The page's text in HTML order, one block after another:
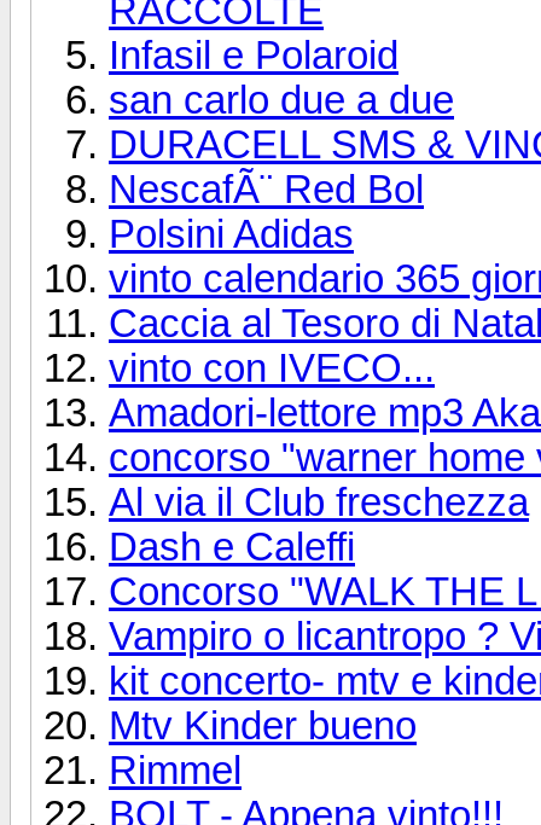
RACCOLTE
Infasil e Polaroid
san carlo due a due
DURACELL SMS &
NescafÃ¨ Red Bol
Polsini Adidas
vinto calendario 365
Caccia al Tesoro di
vinto con IVECO...
Amadori-lettore mp3
concorso "warner home
Al via il Club freschezza
Dash e Caleffi
Concorso "WALK THE
Vampiro o licantropo ?
kit concerto- mtv e
Mtv Kinder bueno
Rimmel
BOLT - Appena vinto!!!